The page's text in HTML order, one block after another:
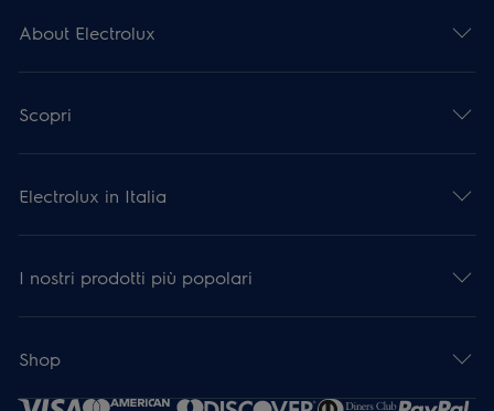
About Electrolux
Scopri
Electrolux in Italia
I nostri prodotti più popolari
Shop